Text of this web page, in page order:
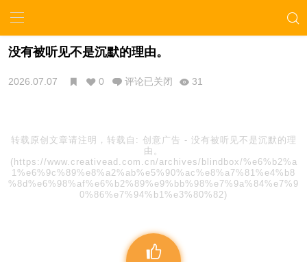
没有被听见不是沉默的理由。
2026.07.07 0 评论已关闭 31
转载原创文章请注明，转载自: 创意广告 - 没有被听见不是沉默的理
由。
(https://www.creativead.com.cn/archives/blindbox/%e6%b2%a
1%e6%9c%89%e8%a2%ab%e5%90%ac%e8%a7%81%e4%b8
%8d%e6%98%af%e6%b2%89%e9%bb%98%e7%9a%84%e7%9
0%86%e7%94%b1%e3%80%82)